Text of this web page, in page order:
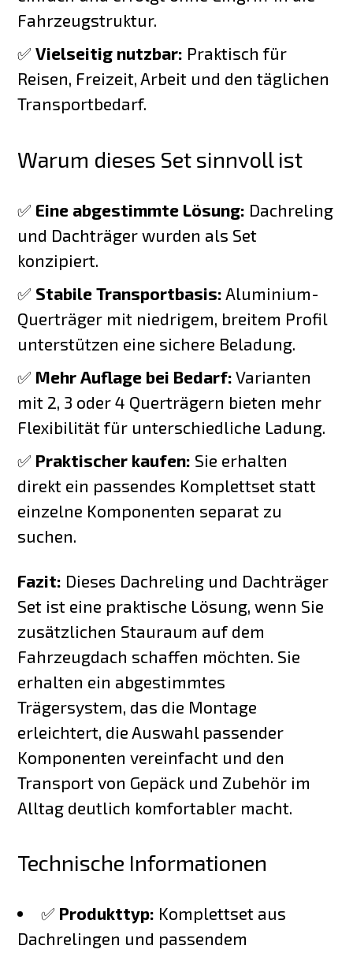
Fahrzeugstruktur.
✅Vielseitig nutzbar: Praktisch für
Reisen, Freizeit, Arbeit und den täglichen
Transportbedarf.
Warum dieses Set sinnvoll ist
✅ Eine abgestimmte Lösung: Dachreling
und Dachträger wurden als Set
konzipiert.
✅ Stabile Transportbasis: Aluminium-
Querträger mit niedrigem, breitem Profil
unterstützen eine sichere Beladung.
✅ Mehr Auflage bei Bedarf: Varianten
mit 2, 3 oder 4 Querträgern bieten mehr
Flexibilität für unterschiedliche Ladung.
✅ Praktischer kaufen: Sie erhalten
direkt ein passendes Komplettset statt
einzelne Komponenten separat zu
suchen.
Fazit: Dieses Dachreling und Dachträger
Set ist eine praktische Lösung, wenn Sie
zusätzlichen Stauraum auf dem
Fahrzeugdach schaffen möchten. Sie
erhalten ein abgestimmtes
Trägersystem, das die Montage
erleichtert, die Auswahl passender
Komponenten vereinfacht und den
Transport von Gepäck und Zubehör im
Alltag deutlich komfortabler macht.
Technische Informationen
✅ Produkttyp: Komplettset aus
Dachrelingen und passendem